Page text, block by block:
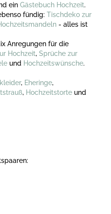
ein Gästebuch Hochzeit.
fündig: Tischdeko zur
- alles ist
Anregungen für die
Hochzeit, Sprüche zur
und Hochzeitswünsche.
, Eheringe,
, Hochzeitstorte und